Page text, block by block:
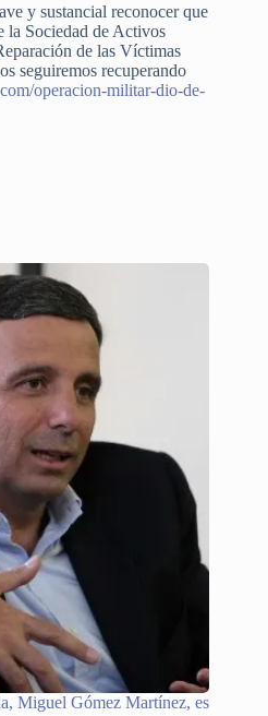
y sustancial reconocer que
la Sociedad de Activos
de las Víctimas
seguiremos recuperando
operacion-militar-dio-de-
Miguel Gómez Martínez, es